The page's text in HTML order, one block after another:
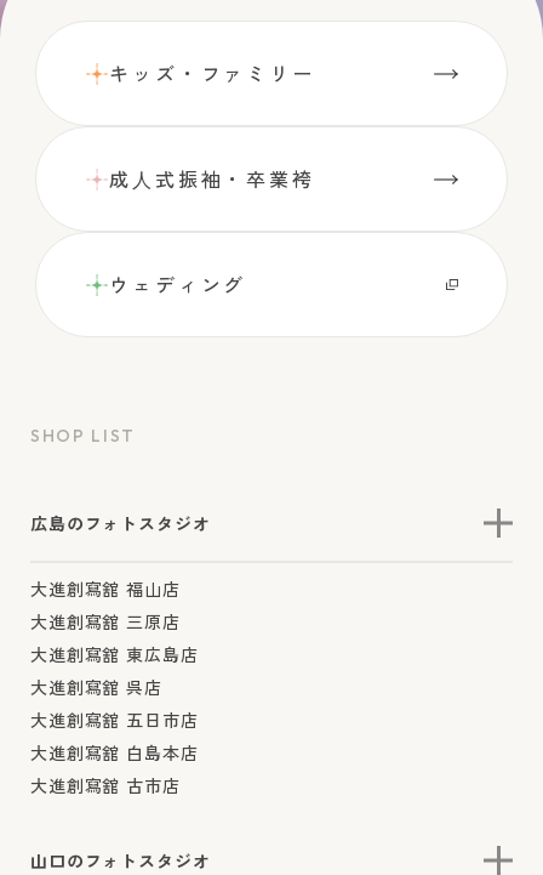
キッズ・ファミリー
成⼈式振袖・卒業袴
ウェディング
SHOP LIST
広島のフォトスタジオ
大進創寫舘 福山店
大進創寫舘 三原店
大進創寫舘 東広島店
大進創寫舘 呉店
大進創寫舘 五日市店
大進創寫舘 白島本店
大進創寫舘 古市店
山口のフォトスタジオ